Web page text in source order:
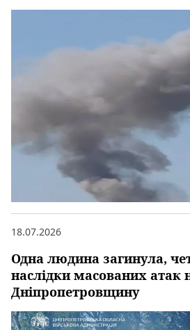
Одна людина загинула,
наслідки масованих атак
Дніпропетровщину
18.07.2026